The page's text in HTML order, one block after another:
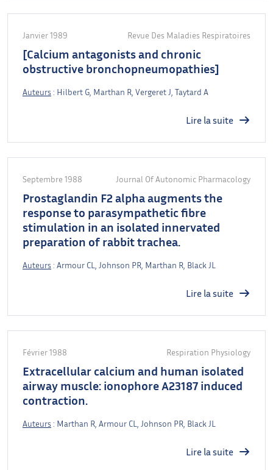
Janvier 1989 Revue Des Maladies Respiratoires
[Calcium antagonists and chronic
obstructive bronchopneumopathies]
Auteurs : Hilbert G, Marthan R, Vergeret J, Taytard A
Lire la suite
Septembre 1988 Journal Of Autonomic Pharmacology
Prostaglandin F2 alpha augments the
response to parasympathetic fibre
stimulation in an isolated innervated
preparation of rabbit trachea.
Auteurs : Armour CL, Johnson PR, Marthan R, Black JL
Lire la suite
Février 1988 Respiration Physiology
Extracellular calcium and human isolated
airway muscle: ionophore A23187 induced
contraction.
Auteurs : Marthan R, Armour CL, Johnson PR, Black JL
Lire la suite